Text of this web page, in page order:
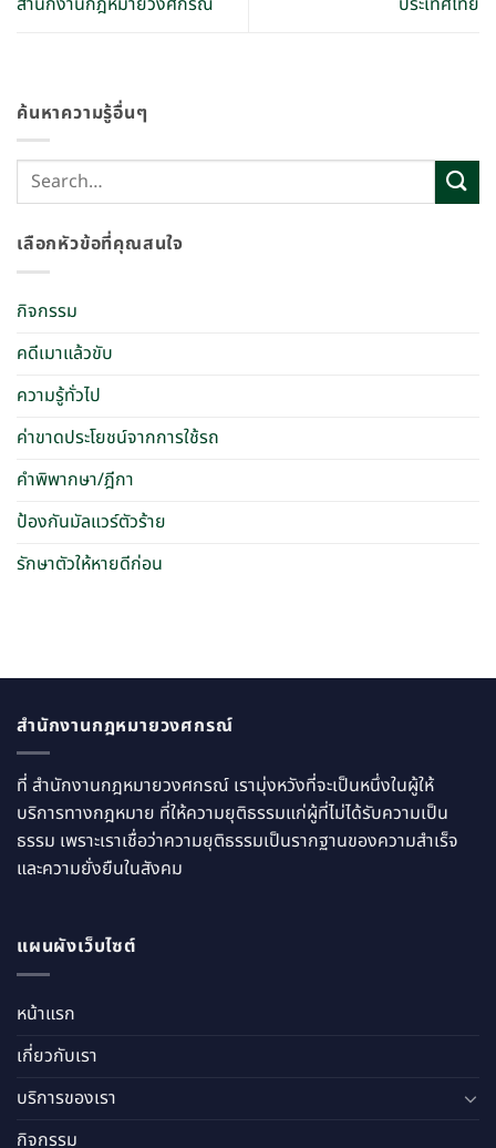
ค้นหาความรู้อื่นๆ
เลือกหัวข้อที่คุณสนใจ
กิจกรรม
คดีเมาแล้วขับ
ความรู้ทั่วไป
ค่าขาดประโยชน์จากการใช้รถ
คำพิพากษา/ฎีกา
ป้องกันมัลแวร์ตัวร้าย
รักษาตัวให้หายดีก่อน
สำนักงานกฎหมายวงศกรณ์
ที่ สำนักงานกฎหมายวงศกรณ์ เรามุ่งหวังที่จะเป็นหนึ่งในผู้ให้
บริการทางกฎหมาย ที่ให้ความยุติธรรมแก่ผู้ที่ไม่ได้รับความเป็น
ธรรม เพราะเราเชื่อว่าความยุติธรรมเป็นรากฐานของความสำเร็จ
และความยั่งยืนในสังคม
แผนผังเว็บไซต์
หน้าแรก
เกี่ยวกับเรา
บริการของเรา
กิจกรรม